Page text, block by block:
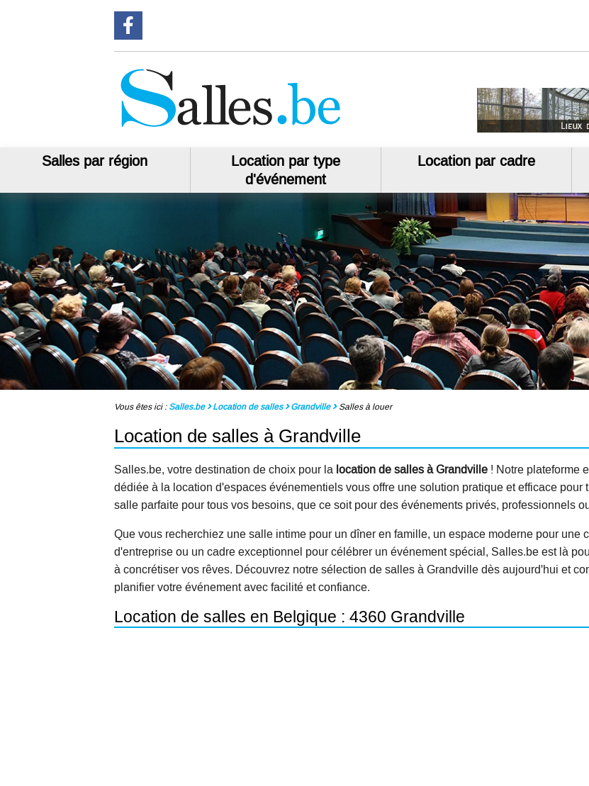
Salles par région
Location par type
d'événement
Location par cadre
Vous êtes ici : Salles.be Location de salles Grandville Salles à louer
Location de salles à Grandville
Salles.be, votre destination de choix pour la location de salles à Grandville ! Notre plateforme
dédiée à la location d'espaces événementiels vous offre une solution pratique et efficace pour
salle parfaite pour tous vos besoins, que ce soit pour des événements privés, professionnels
Que vous recherchiez une salle intime pour un dîner en famille, un espace moderne pour une
d'entreprise ou un cadre exceptionnel pour célébrer un événement spécial, Salles.be est là
à concrétiser vos rêves. Découvrez notre sélection de salles à Grandville dès aujourd'hui et
planifier votre événement avec facilité et confiance.
Location de salles en Belgique : 4360 Grandville